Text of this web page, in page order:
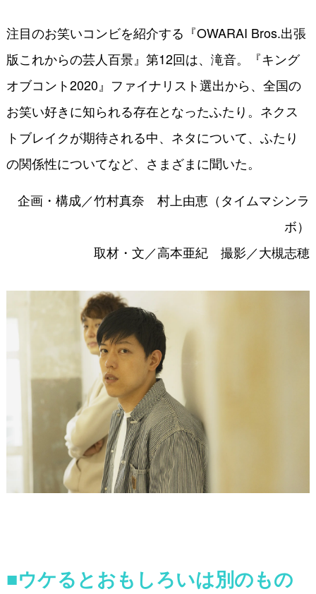
注目のお笑いコンビを紹介する『OWARAI Bros.出張
版これからの芸人百景』第12回は、滝音。『キング
オブコント2020』ファイナリスト選出から、全国の
お笑い好きに知られる存在となったふたり。ネクス
トブレイクが期待される中、ネタについて、ふたり
の関係性についてなど、さまざまに聞いた。
企画・構成／竹村真奈 村上由恵（タイムマシンラ
ボ）
取材・文／高本亜紀 撮影／大槻志穂
■ウケるとおもしろいは別のもの